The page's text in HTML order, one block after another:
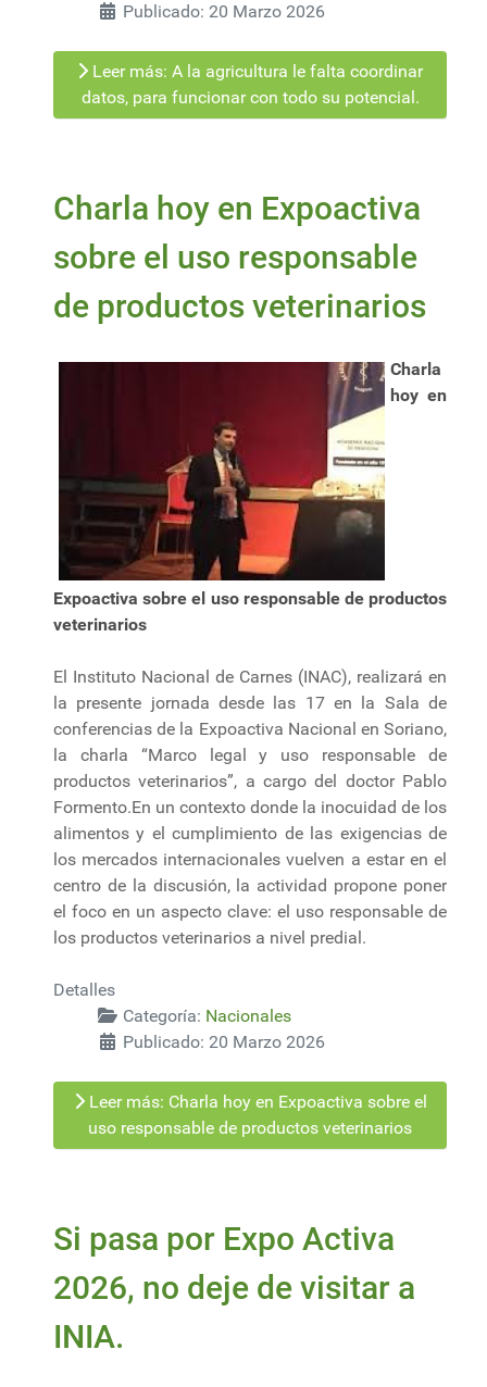
Publicado: 20 Marzo 2026
Leer más: A la agricultura le falta coordinar
datos, para funcionar con todo su potencial.
Charla hoy en Expoactiva
sobre el uso responsable
de productos veterinarios
Charla
hoy en
Expoactiva sobre el uso responsable de productos
veterinarios
El Instituto Nacional de Carnes (INAC), realizará en
la presente jornada desde las 17 en la Sala de
conferencias de la Expoactiva Nacional en Soriano,
la charla “Marco legal y uso responsable de
productos veterinarios”, a cargo del doctor Pablo
Formento.En un contexto donde la inocuidad de los
alimentos y el cumplimiento de las exigencias de
los mercados internacionales vuelven a estar en el
centro de la discusión, la actividad propone poner
el foco en un aspecto clave: el uso responsable de
los productos veterinarios a nivel predial.
Detalles
Categoría: Nacionales
Publicado: 20 Marzo 2026
Leer más: Charla hoy en Expoactiva sobre el
uso responsable de productos veterinarios
Si pasa por Expo Activa
2026, no deje de visitar a
INIA.